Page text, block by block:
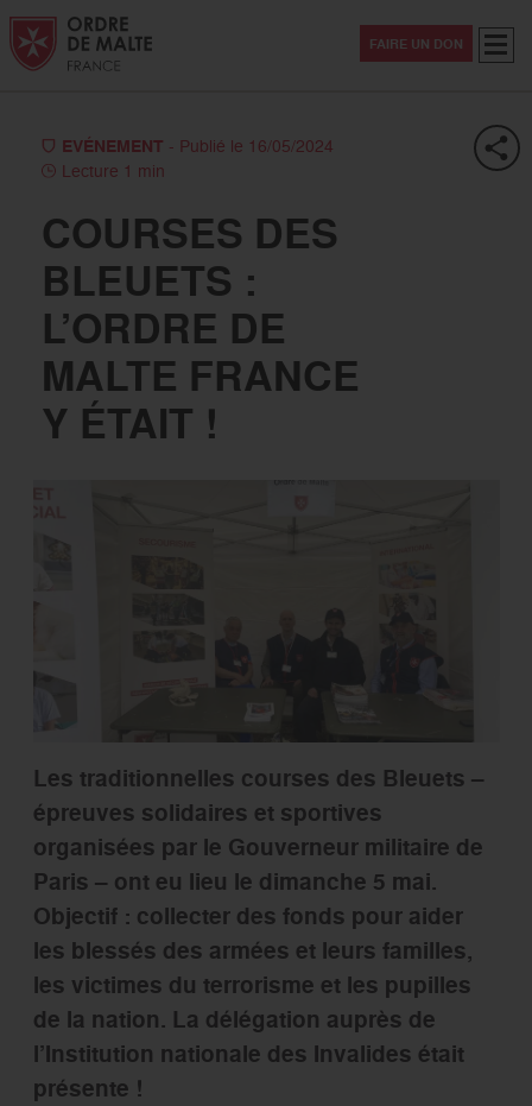
Aller au contenu
Aller à la recherche
Aller au menu
FAIRE UN DON
EVÉNEMENT - Publié le 16/05/2024
Lecture 1 min
COURSES DES
BLEUETS :
L’ORDRE DE
MALTE FRANCE
Y ÉTAIT !
Les traditionnelles courses des Bleuets –
épreuves solidaires et sportives
organisées par le Gouverneur militaire de
Paris – ont eu lieu le dimanche 5 mai.
Objectif : collecter des fonds pour aider
les blessés des armées et leurs familles,
les victimes du terrorisme et les pupilles
de la nation. La délégation auprès de
l’Institution nationale des Invalides était
présente !